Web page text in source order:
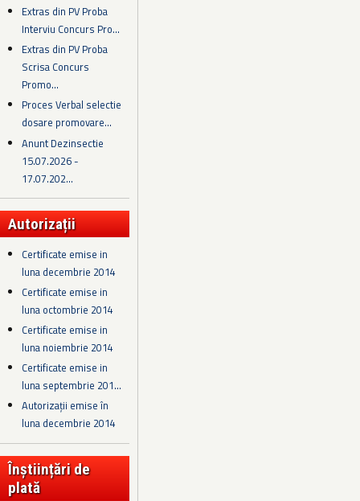
Extras din PV Proba
Interviu Concurs Pro...
Extras din PV Proba
Scrisa Concurs
Promo...
Proces Verbal selectie
dosare promovare...
Anunt Dezinsectie
15.07.2026 -
17.07.202...
Autorizații
Certificate emise in
luna decembrie 2014
Certificate emise in
luna octombrie 2014
Certificate emise in
luna noiembrie 2014
Certificate emise in
luna septembrie 201...
Autorizații emise în
luna decembrie 2014
Înștiințări de
plată